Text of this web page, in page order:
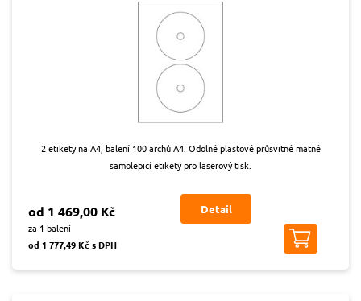
2 etikety na A4, balení 100 archů A4. Odolné plastové průsvitné matné
samolepicí etikety pro laserový tisk.
od 1 469,00 Kč
za 1 balení
od 1 777,49 Kč s DPH
Detail